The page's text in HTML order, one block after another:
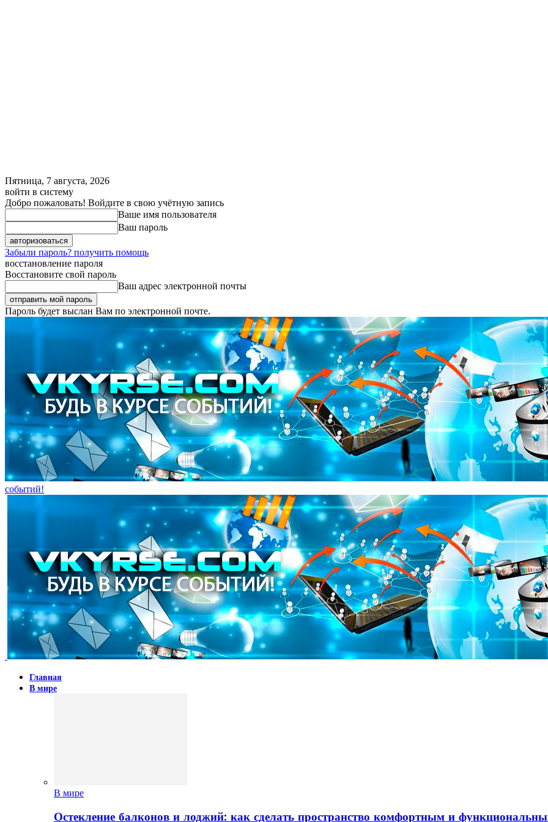
Пятница, 7 августа, 2026
войти в систему
Добро пожаловать! Войдите в свою учётную запись
Ваше имя пользователя
Ваш пароль
Забыли пароль? получить помощь
восстановление пароля
Восстановите свой пароль
Ваш адрес электронной почты
Пароль будет выслан Вам по электронной почте.
событий!
Главная
В мире
В мире
Остекление балконов и лоджий: как сделать пространство комфортным и